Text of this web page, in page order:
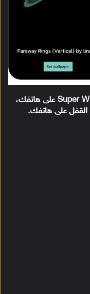
أخيرًا بعد التمكن من تعيين Super Wallpapers على هاتفك،
القفل على هاتفك.